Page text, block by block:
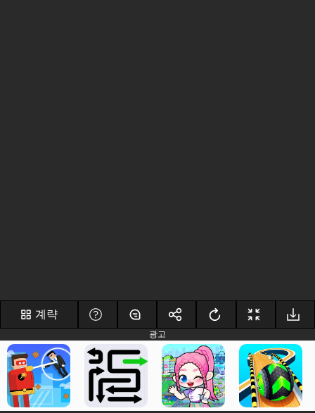
계략
광고